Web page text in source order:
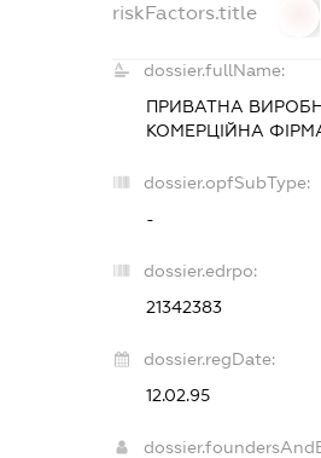
riskFactors.title
dossier.fullName:
ПРИВАТНА
КОМЕРЦІЙНА
dossier.opfSubType:
-
dossier.edrpo:
21342383
dossier.regDate:
12.02.95